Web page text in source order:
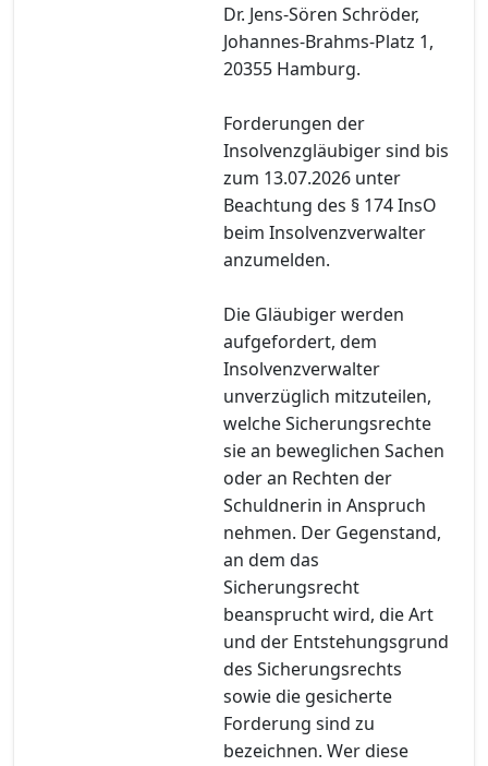
Dr. Jens-Sören Schröder,
Johannes-Brahms-Platz 1,
20355 Hamburg.
Forderungen der
Insolvenzgläubiger sind bis
zum 13.07.2026 unter
Beachtung des § 174 InsO
beim Insolvenzverwalter
anzumelden.
Die Gläubiger werden
aufgefordert, dem
Insolvenzverwalter
unverzüglich mitzuteilen,
welche Sicherungsrechte
sie an beweglichen Sachen
oder an Rechten der
Schuldnerin in Anspruch
nehmen. Der Gegenstand,
an dem das
Sicherungsrecht
beansprucht wird, die Art
und der Entstehungsgrund
des Sicherungsrechts
sowie die gesicherte
Forderung sind zu
bezeichnen. Wer diese